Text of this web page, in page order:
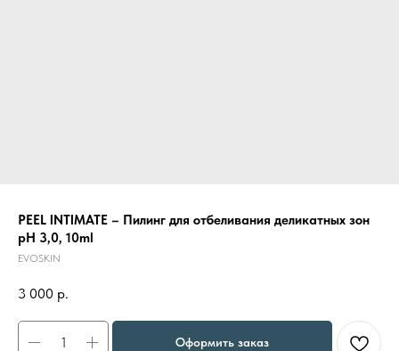
PEEL INTIMATE – Пилинг для отбеливания деликатных зон
pH 3,0, 10ml
EVOSKIN
3 000 р.
Оформить заказ